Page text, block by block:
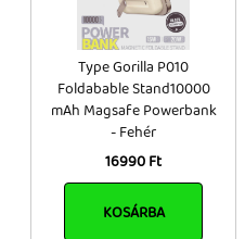
Type Gorilla P010
Foldabable Stand10000
mAh Magsafe Powerbank
- Fehér
16990 Ft
KOSÁRBA